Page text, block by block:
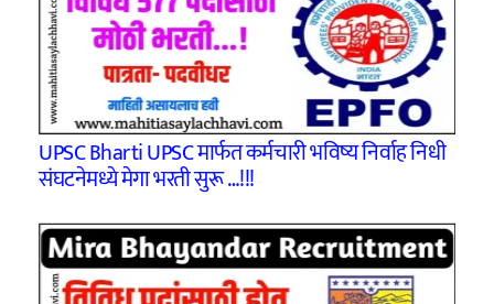
UPSC Bharti UPSC मार्फत कर्मचारी भविष्य निर्वाह निधी
संघटनेमध्ये मेगा भरती सुरू …!!!